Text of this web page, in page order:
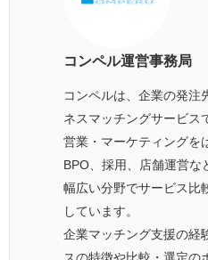
コンペル運営事務局
コンペルは、企業の発注
ネスマッチングサービス
営業・マーケティングを
BPO、採用、店舗運営な
幅広い分野でサービス比
しています。
企業マッチング支援の経
スの特徴や比較・選定の